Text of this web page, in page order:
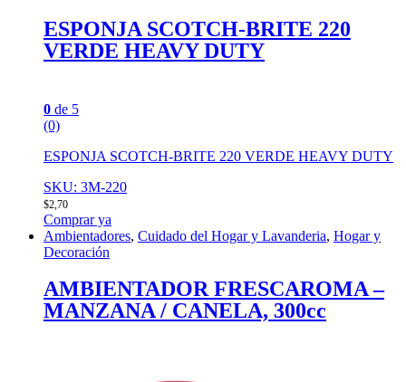
ESPONJA SCOTCH-BRITE 220
VERDE HEAVY DUTY
0 de 5
(0)
ESPONJA SCOTCH-BRITE 220 VERDE HEAVY DUTY
SKU: 3M-220
$2,70
Comprar ya
Ambientadores, Cuidado del Hogar y Lavanderia, Hogar y
Decoración
AMBIENTADOR FRESCAROMA –
MANZANA / CANELA, 300cc